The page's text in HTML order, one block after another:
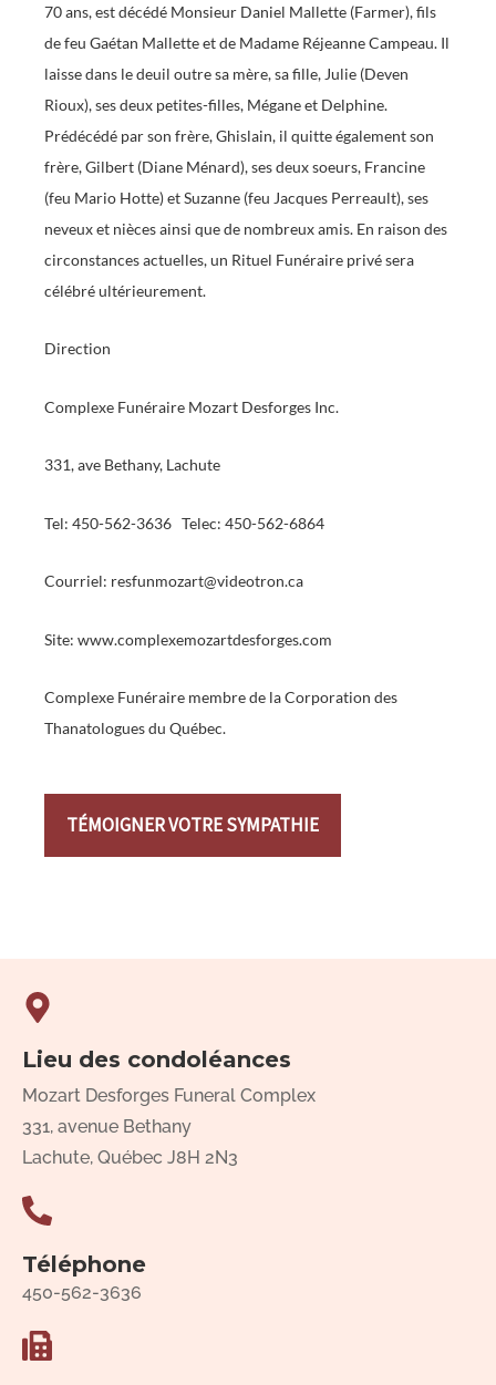
70 ans, est décédé Monsieur Daniel Mallette (Farmer), fils
de feu Gaétan Mallette et de Madame Réjeanne Campeau. Il
laisse dans le deuil outre sa mère, sa fille, Julie (Deven
Rioux), ses deux petites-filles, Mégane et Delphine.
Prédécédé par son frère, Ghislain, il quitte également son
frère, Gilbert (Diane Ménard), ses deux soeurs, Francine
(feu Mario Hotte) et Suzanne (feu Jacques Perreault), ses
neveux et nièces ainsi que de nombreux amis. En raison des
circonstances actuelles, un Rituel Funéraire privé sera
célébré ultérieurement.
Direction
Complexe Funéraire Mozart Desforges Inc.
331, ave Bethany, Lachute
Tel: 450-562-3636 Telec: 450-562-6864
Courriel: resfunmozart@videotron.ca
Site: www.complexemozartdesforges.com
Complexe Funéraire membre de la Corporation des
Thanatologues du Québec.
TÉMOIGNER VOTRE SYMPATHIE
Lieu des condoléances
Mozart Desforges Funeral Complex
331, avenue Bethany
Lachute, Québec J8H 2N3
Téléphone
450-562-3636